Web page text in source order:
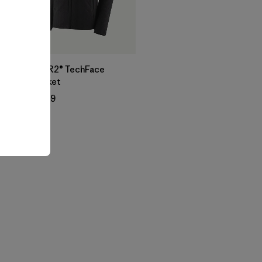
M's R2® TechFace
Jacket
$ 209